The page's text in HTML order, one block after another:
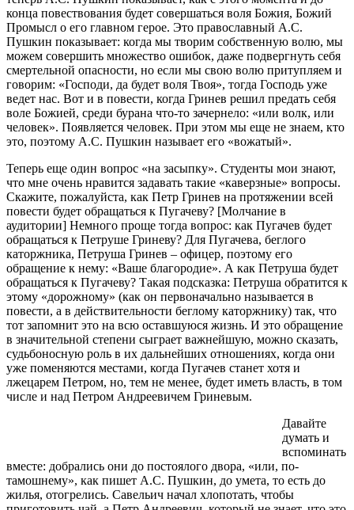
конца повествования будет совершаться воля Божия, Божий
Промысл о его главном герое. Это православный А.С.
Пушкин показывает: когда мы творим собственную волю, мы
можем совершить множество ошибок, даже подвергнуть себя
смертельной опасности, но если мы свою волю притупляем и
говорим: «Господи, да будет воля Твоя», тогда Господь уже
ведет нас. Вот и в повести, когда Гринев решил предать себя
воле Божией, среди бурана что-то зачернело: «или волк, или
человек». Появляется человек. При этом мы еще не знаем, кто
это, поэтому А.С. Пушкин называет его «вожатый».
Теперь еще один вопрос «на засыпку». Студенты мои знают,
что мне очень нравится задавать такие «каверзные» вопросы.
Скажите, пожалуйста, как Петр Гринев на протяжении всей
повести будет обращаться к Пугачеву? [Молчание в
аудитории] Немного проще тогда вопрос: как Пугачев будет
обращаться к Петруше Гриневу? Для Пугачева, беглого
каторжника, Петруша Гринев – офицер, поэтому его
обращение к нему: «Ваше благородие». А как Петруша будет
обращаться к Пугачеву? Такая подсказка: Петруша обратится к
этому «дорожному» (как он первоначально называется в
повести, а в действительности беглому каторжнику) так, что
тот запомнит это на всю оставшуюся жизнь. И это обращение
в значительной степени сыграет важнейшую, можно сказать,
судьбоносную роль в их дальнейших отношениях, когда они
уже поменяются местами, когда Пугачев станет хотя и
лжецарем Петром, но, тем не менее, будет иметь власть, в том
числе и над Петром Андреевичем Гриневым.
Давайте
думать и
вспоминать
вместе: добрались они до постоялого двора, «или, по-
тамошнему», как пишет А.С. Пушкин, до умета, то есть до
жилья, отогрелись. Савельич начал хлопотать, чтобы